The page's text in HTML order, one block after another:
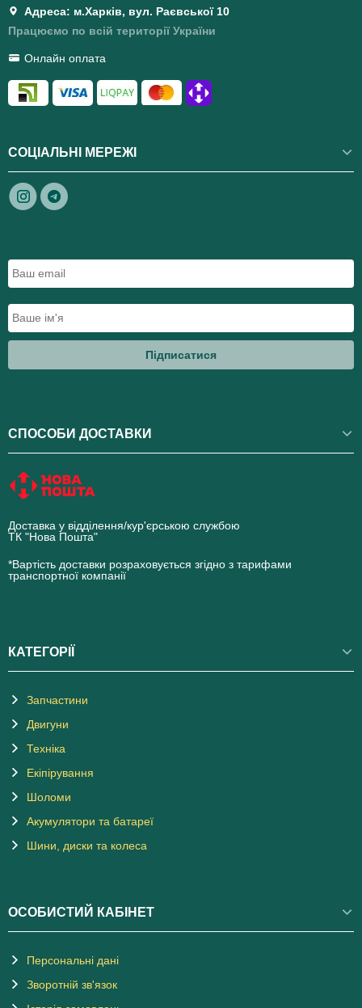
Адреса: м.Харків, вул. Раєвської 10
Працюємо по всій території України
Онлайн оплата
СОЦІАЛЬНІ МЕРЕЖІ
Підписатися
СПОСОБИ ДОСТАВКИ
Доставка у відділення/кур'єрською службою
ТК "Нова Пошта"
*Вартість доставки розраховується згідно з тарифами
транспортної компанії
КАТЕГОРІЇ
Запчастини
Двигуни
Техніка
Екіпірування
Шоломи
Акумулятори та батареї
Шини, диски та колеса
ОСОБИСТИЙ КАБІНЕТ
Персональні дані
Зворотній зв'язок